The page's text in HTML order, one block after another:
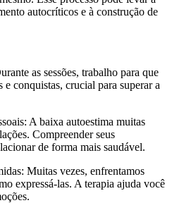
autocríticos e à construção de
as sessões, trabalho para que
e conquistas, crucial para superar a
A baixa autoestima muitas
Compreender seus
de forma mais saudável.
Muitas vezes, enfrentamos
expressá-las. A terapia ajuda você